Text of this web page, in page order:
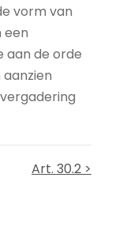
vorm van
een
aan de orde
Art. 30.2 >